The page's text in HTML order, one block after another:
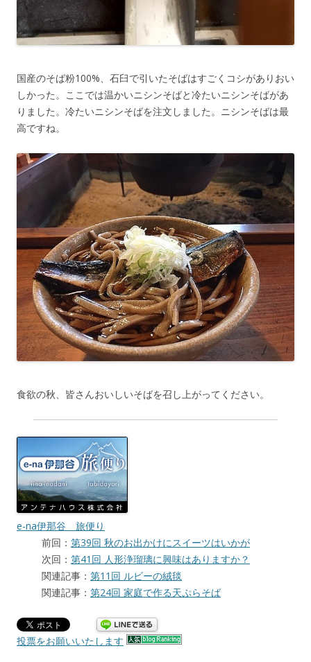
国産のそば粉100%、石臼で引いたそばはすごくコシがありおい
しかった。ここでは温かいニシンそばと冷たいニシンそばがあ
りました。冷たいニシンそばを注文しました。ニシンそばは最
高ですね。
食欲の秋、皆さんおいしいそばを召し上がってください。
e-na伊那谷 旅便り
前回： 第39回 秋のお出かけにスイーツはいかが
次回： 第41回 人形浄瑠璃に興味はありますか？
関連記事： 第11回 ルビーの絨毯
関連記事： 第24回 家庭で作る天ぷらそば
投票をお願いいたします